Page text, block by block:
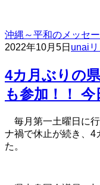
沖縄～平和のメッセ
2022年10月5日 unai
4カ月ぶりの
も参加！！
毎月第一土曜日に
ナ禍で休止が続き、4
た。